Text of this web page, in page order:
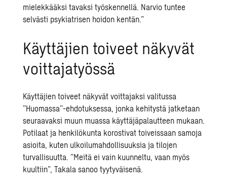
mielekkääksi tavaksi työskennellä. Narvio tuntee
selvästi psykiatrisen hoidon kentän.”
Käyttäjien toiveet näkyvät
voittajatyössä
Käyttäjien toiveet näkyvät voittajaksi valitussa
”Huomassa”-ehdotuksessa, jonka kehitystä jatketaan
seuraavaksi muun muassa käyttäjäpalautteen mukaan.
Potilaat ja henkilökunta korostivat toiveissaan samoja
asioita, kuten ulkoilumahdollisuuksia ja tilojen
turvallisuutta. ”Meitä ei vain kuunneltu, vaan myös
kuultiin”, Takala sanoo tyytyväisenä.